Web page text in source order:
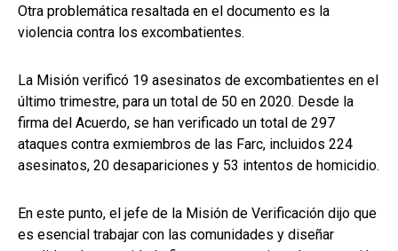
Otra problemática resaltada en el documento es la
violencia contra los excombatientes.
La Misión verificó 19 asesinatos de excombatientes en el
último trimestre, para un total de 50 en 2020. Desde la
firma del Acuerdo, se han verificado un total de 297
ataques contra exmiembros de las Farc, incluidos 224
asesinatos, 20 desapariciones y 53 intentos de homicidio.
En este punto, el jefe de la Misión de Verificación dijo que
es esencial trabajar con las comunidades y diseñar